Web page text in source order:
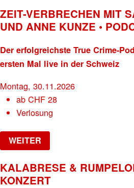
ZEIT-VERBRECHEN MIT
UND ANNE KUNZE •
Der erfolgreichste True Crime-
ersten Mal live in der Schweiz
Montag, 30.11.2026
abCHF 28
Verlosung
WEITER
KALABRESE &
KONZERT